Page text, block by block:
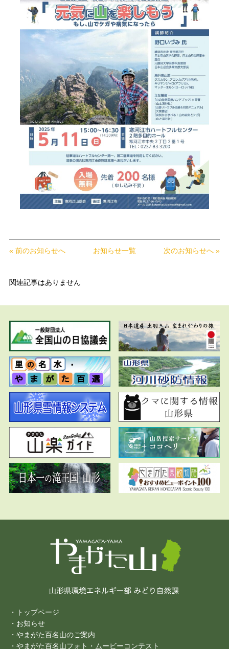
« 前のお知らせへ お知らせ一覧 次のお知らせへ »
関連記事はありません
・トップページ
・お知らせ
・やまがた百名山のご案内
・やまがた百名山フォト・ムービーコンテスト